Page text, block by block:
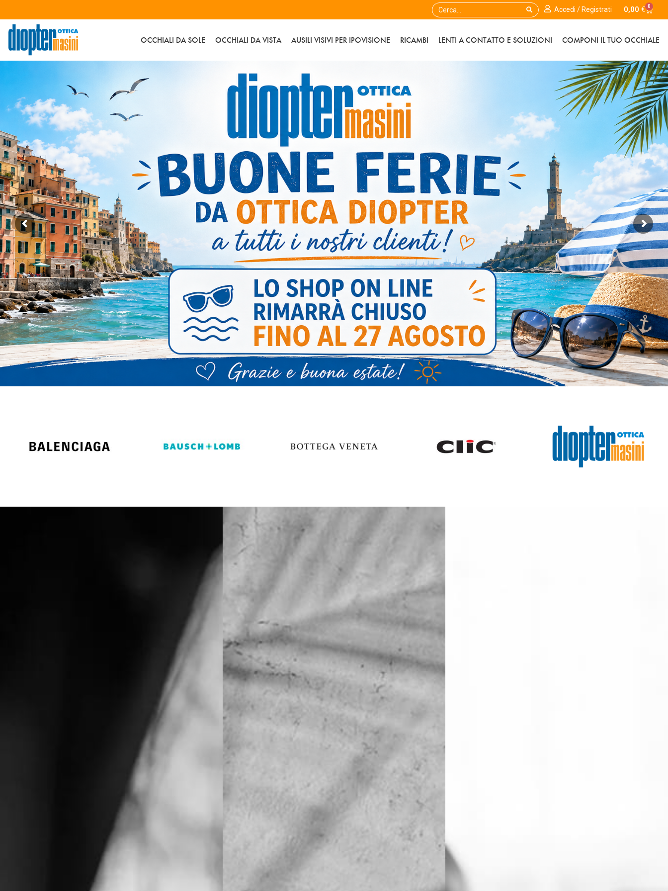
Accedi / Registrati 0,00 € 0
OCCHIALI DA SOLE OCCHIALI DA VISTA AUSILI VISIVI PER IPOVISIONE RICAMBI LENTI A CONTATTO E SOLUZIONI COMPONI IL TUO OCCHIALE